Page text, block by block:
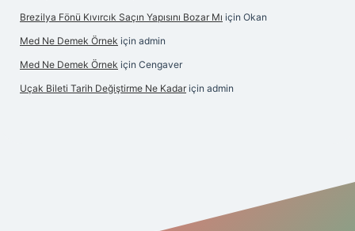
Brezilya Fönü Kıvırcık Saçın Yapısını Bozar Mı için Okan
Med Ne Demek Örnek için admin
Med Ne Demek Örnek için Cengaver
Uçak Bileti Tarih Değiştirme Ne Kadar için admin